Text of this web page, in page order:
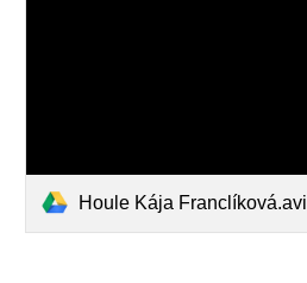
Houle Kája Franclíková.avi